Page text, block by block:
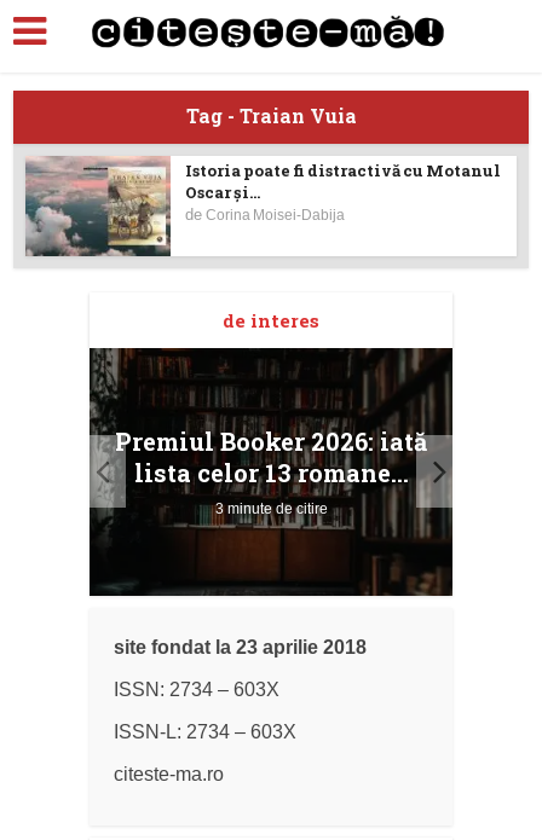
Tag - Traian Vuia
Istoria poate fi distractivă cu Motanul
Oscar și...
deCorina Moisei-Dabija
de interes
Premiul Booker 2026: iată
lista celor 13 romane...
3 minute de citire
site fondat la 23 aprilie 2018
ISSN: 2734 – 603X
ISSN-L: 2734 – 603X
citeste-ma.ro